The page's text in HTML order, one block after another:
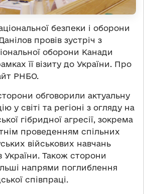
безпеки і оборони
провів зустріч з
оборони Канади
її візиту до України. Про
РНБО.
обговорили актуальну
у світі та регіоні з огляду на
гібридної агресії, зокрема
проведенням спільних
військових навчань
України. Також сторони
напрями поглиблення
співпраці.